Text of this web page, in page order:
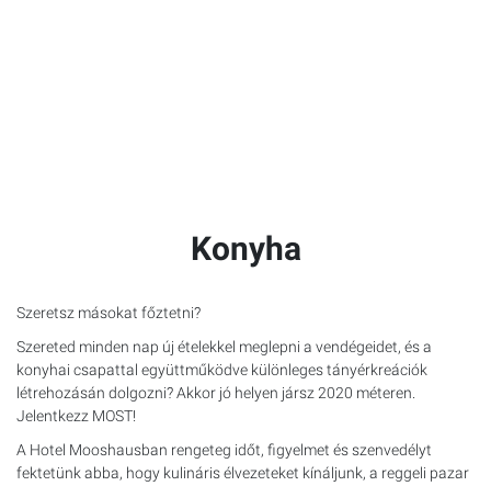
Konyha
Szeretsz másokat főztetni?
Szereted minden nap új ételekkel meglepni a vendégeidet, és a
konyhai csapattal együttműködve különleges tányérkreációk
létrehozásán dolgozni? Akkor jó helyen jársz 2020 méteren.
Jelentkezz MOST!
A Hotel Mooshausban rengeteg időt, figyelmet és szenvedélyt
fektetünk abba, hogy kulináris élvezeteket kínáljunk, a reggeli pazar